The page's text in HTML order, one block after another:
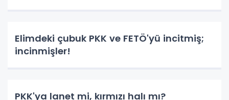
Elimdeki çubuk PKK ve FETÖ'yü incitmiş;
incinmişler!
PKK'ya lanet mi, kırmızı halı mı?